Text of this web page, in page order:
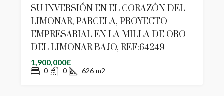
SU INVERSIÓN EN EL CORAZÓN DEL
LIMONAR, PARCELA, PROYECTO
EMPRESARIAL EN LA MILLA DE ORO
DEL LIMONAR BAJO, REF:64249
1,900,000€
0 0 626 m2